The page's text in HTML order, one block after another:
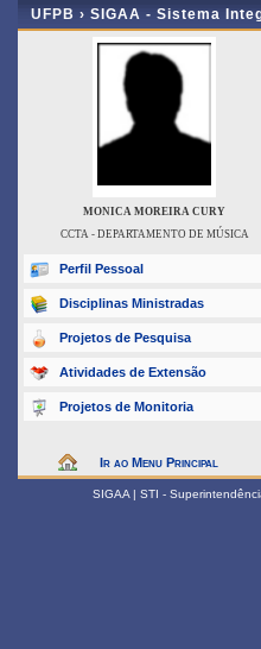
UFPB › SIGAA - Sistema
MONICA MOREIRA CURY
CCTA - DEPARTAMENTO DE MÚSICA
Perfil Pessoal
Disciplinas Ministradas
Projetos de Pesquisa
Atividades de Extensão
Projetos de Monitoria
Ir ao Menu Principal
SIGAA | STI -